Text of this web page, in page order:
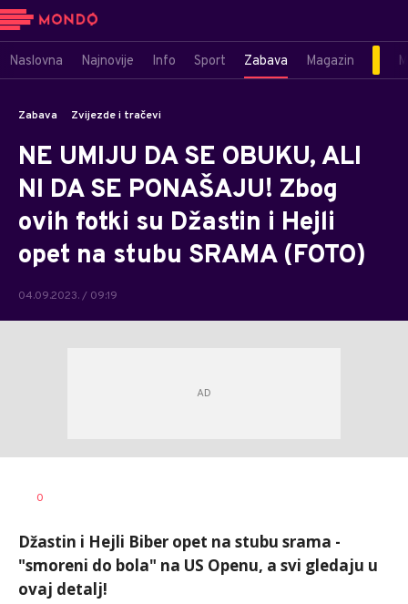
Naslovna Najnovije Info Sport Zabava Magazin
Zabava Zvijezde i tračevi
NE UMIJU DA SE OBUKU, ALI
NI DA SE PONAŠAJU! Zbog
ovih fotki su Džastin i Hejli
opet na stubu SRAMA (FOTO)
04.09.2023. / 09:19
AUTOR
0
Džastin i Hejli Biber opet na stubu srama -
"smoreni do bola" na US Openu, a svi gledaju u
ovaj detalj!